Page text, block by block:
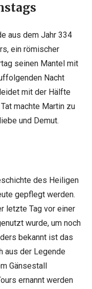
aus dem Jahr 334
ein römischer
seinen Mantel mit
Nacht
mit der Hälfte
machte Martin zu
und Demut.
des Heiligen
gepflegt werden.
letzte Tag vor einer
wurde, um noch
bekannt ist das
aus der Legende
Gänsestall
ernannt werden